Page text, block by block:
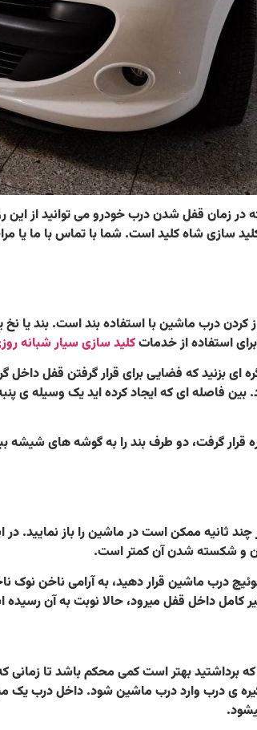
برای باز کردن درب 207 وجود دارد که در زمان قفل شدن درب
سازی شاه کلید است. شما با تماس با ما یا
درب ماشین با استفاده بند است. بند یا نخ
استفاده از خدماتکلید سازی سیار شبانه
گره ای بزنید که فضایی برای قرار گرفتن
بین فاصله ای که ایجاد کرده اید یک وسیله ی
قرار گرفت، دو طرف بند را به گوشه های
چند ثانیه ممکن است در ماشین را باز نمایید.
و شکسته شدن آن کمتر است.
درب ماشین قرار دهید، به آرامی ناخن نوک
بهتر است کمی محکم باشد تا زمانی
ی درب وارد درب ماشین شود. داخل درب یک